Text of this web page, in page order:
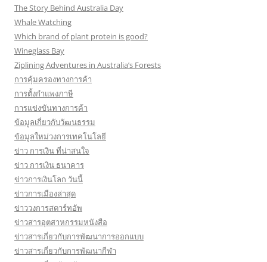
The Story Behind Australia Day
Whale Watching
Which brand of plant protein is good?
Wineglass Bay
Ziplining Adventures in Australia’s Forests
การคุ้มครองทางการค้า
การตั้งกำแพงภาษี
การแข่งขันทางการค้า
ข้อมูลเกี่ยวกับวัฒนธรรม
ข้อมูลใหม่วงการเทคโนโลยี
ข่าว การเงิน ที่น่าสนใจ
ข่าว การเงิน ธนาคาร
ข่าวการเงินโลก วันนี้
ข่าวการเมืองล่าสุด
ข่าววงการสตาร์ทอัพ
ข่าวสารอุตสาหกรรมหนังสือ
ข่าวสารเกี่ยวกับการพัฒนาการออกแบบ
ข่าวสารเกี่ยวกับการพัฒนากีฬา